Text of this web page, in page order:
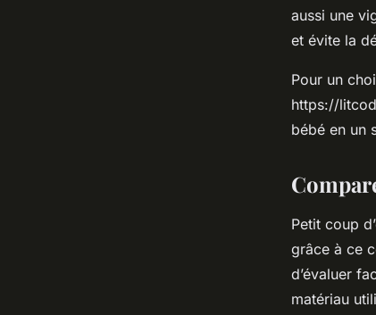
aussi une
et évite la
Pour un
https://
bébé en un
Petit coup
grâce à ce
d’évaluer
matériau